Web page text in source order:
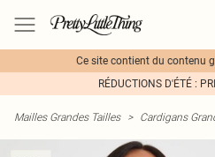
Ce site contient du contenu
RÉDUCTIONS D'ÉTÉ :
Mailles Grandes Tailles > Cardigans